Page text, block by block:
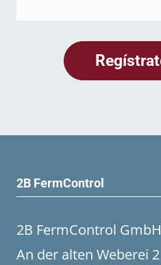
2B FermControl
2B FermControl GmbH
An der alten Weberei 2